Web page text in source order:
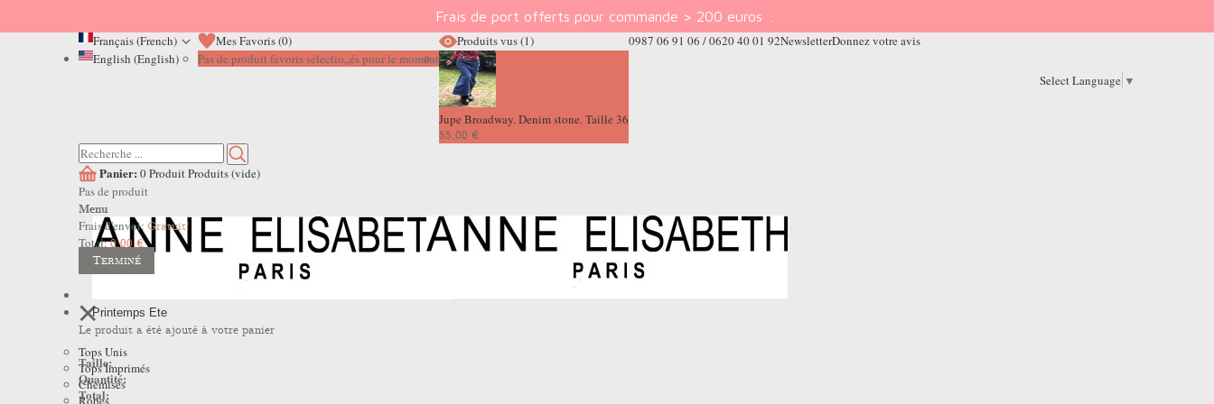
Frais de port offerts pour commande > 200 euros
Français (French)
English (English)
Mes Favoris (0)
Pas de produit favoris selectio,,és pour le moment
Produits vus(1)
Jupe Broadway. Denim stone. Taille 36
55,00 €
0987 06 91 06 / 0620 40 01 92NewsletterDonnez votre avis
Panier: 0ProduitProduits(vide)
Pas de produit
Frais d'envoi: Gratuit!
Total:0,00 €
Terminé
Le produit a été ajouté à votre panier
Taille:
Quantité:
Total:
Select Language ▼
Menu
Printemps Ete
Tops Unis
Tops Imprimés
Chemises
Robes